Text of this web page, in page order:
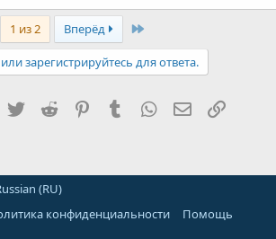
1 из 2 Вперёд Last
зарегистрируйтесь для ответа.
Facebook
TwitterReddit PinterestTumblr WhatsApp Ссылка
(RU)
конфиденциальности
Помощь